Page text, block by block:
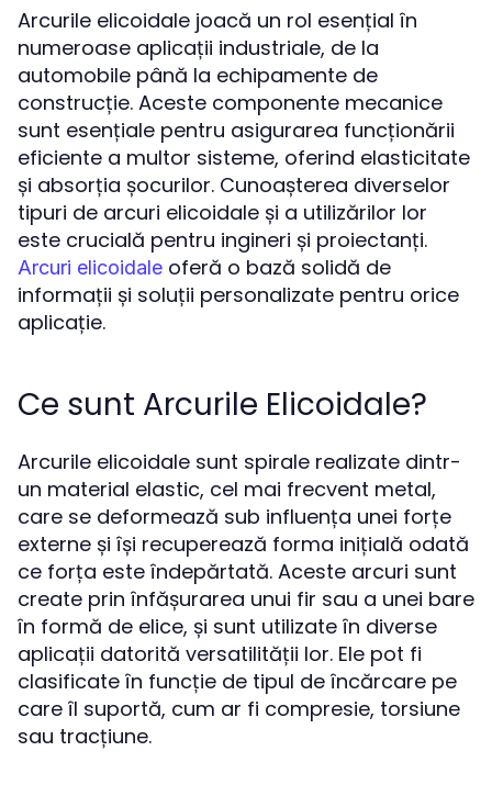
Arcurile elicoidale joacă un rol esențial în
numeroase aplicații industriale, de la
automobile până la echipamente de
construcție. Aceste componente mecanice
sunt esențiale pentru asigurarea funcționării
eficiente a multor sisteme, oferind elasticitate
și absorția șocurilor. Cunoașterea diverselor
tipuri de arcuri elicoidale și a utilizărilor lor
este crucială pentru ingineri și proiectanți.
Arcuri elicoidale oferă o bază solidă de
informații și soluții personalizate pentru orice
aplicație.
Ce sunt Arcurile Elicoidale?
Arcurile elicoidale sunt spirale realizate dintr-
un material elastic, cel mai frecvent metal,
care se deformează sub influența unei forțe
externe și își recuperează forma inițială odată
ce forța este îndepărtată. Aceste arcuri sunt
create prin înfășurarea unui fir sau a unei bare
în formă de elice, și sunt utilizate în diverse
aplicații datorită versatilității lor. Ele pot fi
clasificate în funcție de tipul de încărcare pe
care îl suportă, cum ar fi compresie, torsiune
sau tracțiune.